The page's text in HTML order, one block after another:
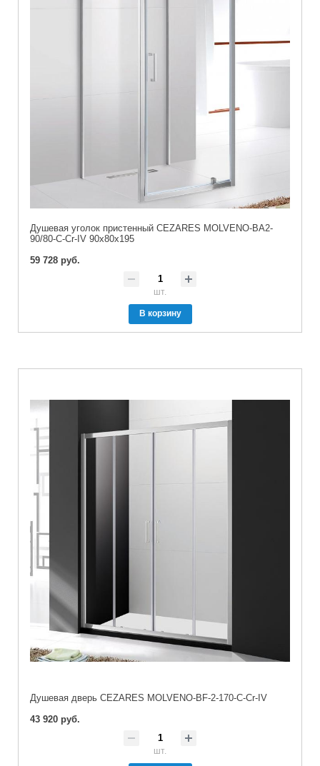
Душевая уголок пристенный CEZARES MOLVENO-BA2-
90/80-C-Cr-IV 90x80x195
59 728 руб.
шт.
В корзину
Душевая дверь CEZARES MOLVENO-BF-2-170-C-Cr-IV
43 920 руб.
шт.